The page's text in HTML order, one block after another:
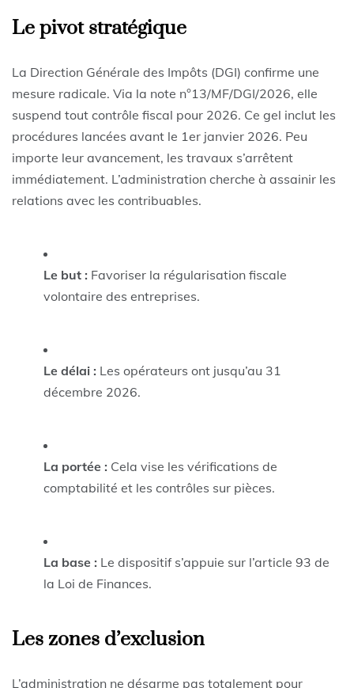
Le pivot stratégique
La Direction Générale des Impôts (DGI) confirme une
mesure radicale. Via la note n°13/MF/DGI/2026, elle
suspend tout contrôle fiscal pour 2026. Ce gel inclut les
procédures lancées avant le 1er janvier 2026. Peu
importe leur avancement, les travaux s’arrêtent
immédiatement. L’administration cherche à assainir les
relations avec les contribuables.
Le but : Favoriser la régularisation fiscale
volontaire des entreprises.
Le délai : Les opérateurs ont jusqu’au 31
décembre 2026.
La portée : Cela vise les vérifications de
comptabilité et les contrôles sur pièces.
La base : Le dispositif s’appuie sur l’article 93 de
la Loi de Finances.
Les zones d’exclusion
L’administration ne désarme pas totalement pour